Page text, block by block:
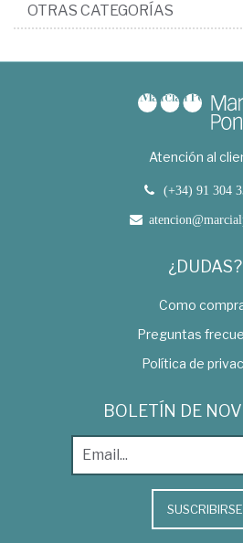
OTRAS CATEGORÍAS
Atención al
(+34) 91 304
¿DUDAS?
Como
Preguntas
Política de
BOLETÍN DE
SUSCRIBIRSE